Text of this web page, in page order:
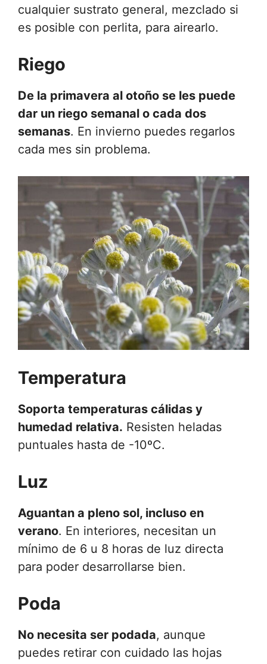
cualquier sustrato general, mezclado si
es posible con perlita, para airearlo.
Riego
De la primavera al otoño se les puede
dar un riego semanal o cada dos
semanas. En invierno puedes regarlos
cada mes sin problema.
Temperatura
Soporta temperaturas cálidas y
humedad relativa. Resisten heladas
puntuales hasta de -10ºC.
Luz
Aguantan a pleno sol, incluso en
verano. En interiores, necesitan un
mínimo de 6 u 8 horas de luz directa
para poder desarrollarse bien.
Poda
No necesita ser podada, aunque
puedes retirar con cuidado las hojas